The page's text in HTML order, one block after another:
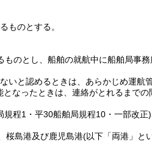
ものとする。
のとし、船舶の就航中に船舶局事
いと認めるときは、あらかじめ運航
なったときは、連絡がとれるまでの
程1・平30船舶局規程10・一部改正)
桜島港及び鹿児島港(以下「両港」と